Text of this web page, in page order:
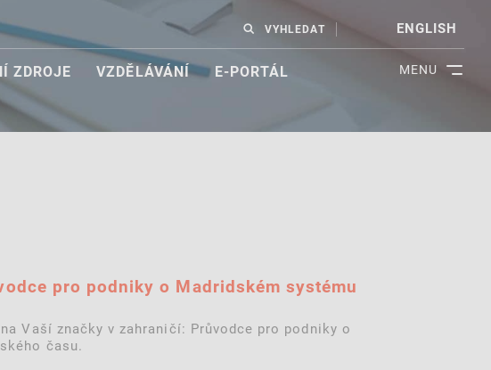
MENU
VYHLEDAT ENGLISH
ZDROJE VZDĚLÁVÁNÍ E-PORTÁL
pro podniky o Madridském systému
Vaší značky v zahraničí: Průvodce pro podniky o
času.